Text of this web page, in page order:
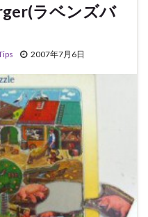
ラベンズバ
2007年7月6日